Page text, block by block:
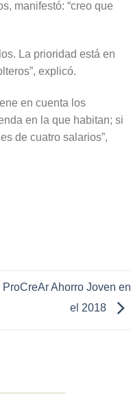
manifestó: “creo que
La prioridad está en
explicó.
en cuenta los
en la que habitan; si
de cuatro salarios”,
Ahorro Joven en
el 2018